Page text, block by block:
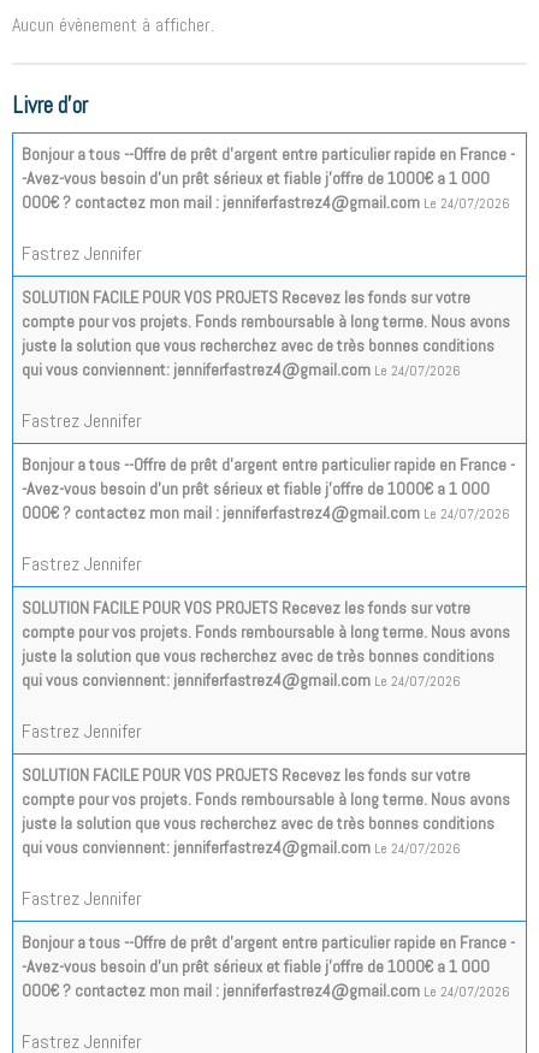
Aucun évènement à afficher.
Livre d'or
Bonjour a tous --Offre de prêt d'argent entre particulier rapide en France -
-Avez-vous besoin d'un prêt sérieux et fiable j'offre de 1000€ a 1 000
000€ ? contactez mon mail : jenniferfastrez4@gmail.com Le 24/07/2026
Fastrez Jennifer
SOLUTION FACILE POUR VOS PROJETS Recevez les fonds sur votre
compte pour vos projets. Fonds remboursable à long terme. Nous avons
juste la solution que vous recherchez avec de très bonnes conditions
qui vous conviennent: jenniferfastrez4@gmail.com Le 24/07/2026
Fastrez Jennifer
Bonjour a tous --Offre de prêt d'argent entre particulier rapide en France -
-Avez-vous besoin d'un prêt sérieux et fiable j'offre de 1000€ a 1 000
000€ ? contactez mon mail : jenniferfastrez4@gmail.com Le 24/07/2026
Fastrez Jennifer
SOLUTION FACILE POUR VOS PROJETS Recevez les fonds sur votre
compte pour vos projets. Fonds remboursable à long terme. Nous avons
juste la solution que vous recherchez avec de très bonnes conditions
qui vous conviennent: jenniferfastrez4@gmail.com Le 24/07/2026
Fastrez Jennifer
SOLUTION FACILE POUR VOS PROJETS Recevez les fonds sur votre
compte pour vos projets. Fonds remboursable à long terme. Nous avons
juste la solution que vous recherchez avec de très bonnes conditions
qui vous conviennent: jenniferfastrez4@gmail.com Le 24/07/2026
Fastrez Jennifer
Bonjour a tous --Offre de prêt d'argent entre particulier rapide en France -
-Avez-vous besoin d'un prêt sérieux et fiable j'offre de 1000€ a 1 000
000€ ? contactez mon mail : jenniferfastrez4@gmail.com Le 24/07/2026
Fastrez Jennifer